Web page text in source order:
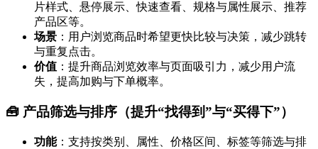
片样式、悬停展示、快速查看、规格与属性展示、推荐
产品区等。
场景 ：用户浏览商品时希望更快比较与决策，减少跳转
与重复点击。
价值 ：提升商品浏览效率与页面吸引力，减少用户流
失，提高加购与下单概率。
🧰 产品筛选与排序（提升“找得到”与“买得下”）
功能：支持按类别、属性、价格区间、标签等筛选与排